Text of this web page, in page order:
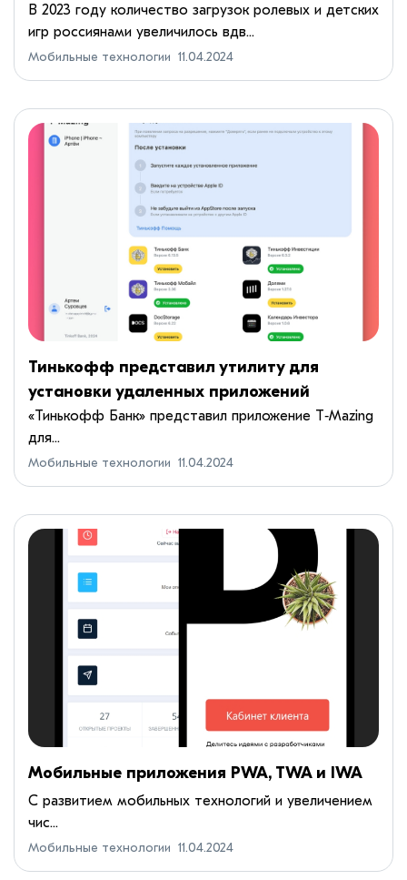
В 2023 году количество загрузок ролевых и детских
игр россиянами увеличилось вдв...
Мобильные технологии 11.04.2024
Тинькофф представил утилиту для
установки удаленных приложений
«Тинькофф Банк» представил приложение T‑Mazing
для...
Мобильные технологии 11.04.2024
Мобильные приложения PWA, TWA и IWA
С развитием мобильных технологий и увеличением
чис...
Мобильные технологии 11.04.2024